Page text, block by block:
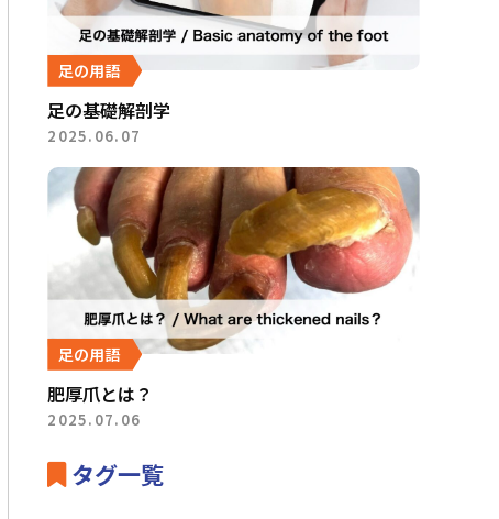
足の用語
足の基礎解剖学
2025.06.07
足の用語
肥厚爪とは？
2025.07.06
タグ一覧